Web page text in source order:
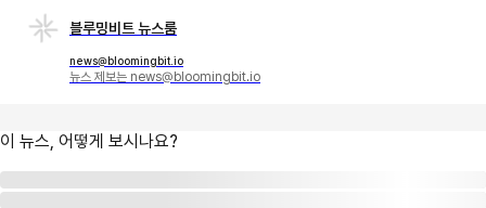
블루밍비트 뉴스룸
news@bloomingbit.io
뉴스 제보는 news@bloomingbit.io
이 뉴스, 어떻게 보시나요?